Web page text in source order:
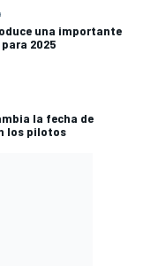
una importante
2025
la fecha de
los pilotos